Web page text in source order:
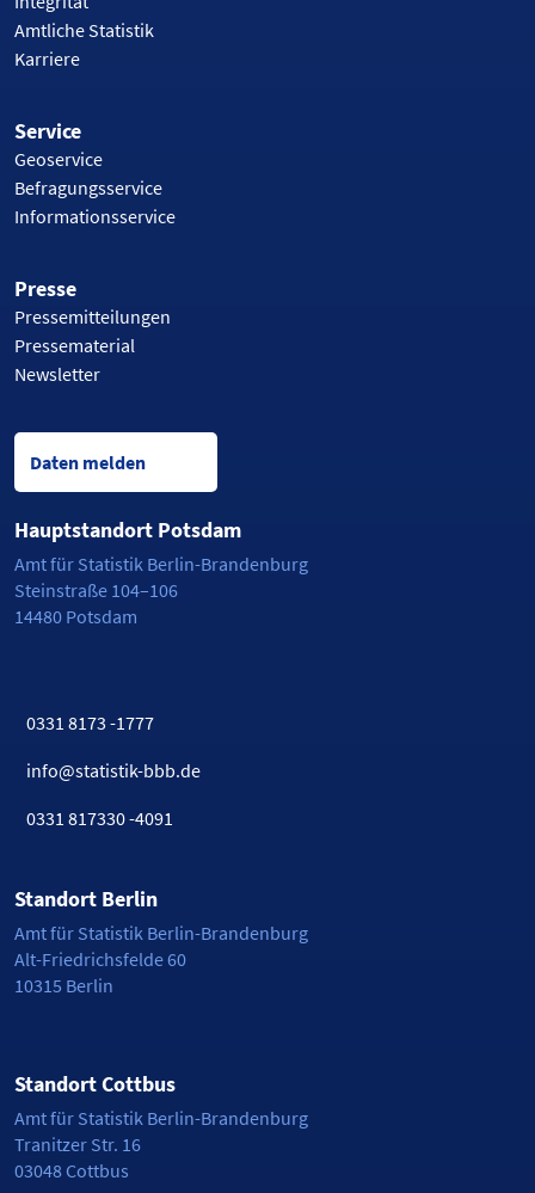
Amtliche Statistik
Karriere
Service
Geoservice
Befragungsservice
Informationsservice
Presse
Pressemitteilungen
Pressematerial
Newsletter
Daten melden
Hauptstandort Potsdam
Amt für Statistik Berlin-Brandenburg
Steinstraße 104–106
14480 Potsdam
0331 8173 -1777
info@statistik-bbb.de
0331 817330 -4091
Standort Berlin
Amt für Statistik Berlin-Brandenburg
Alt-Friedrichsfelde 60
10315 Berlin
Standort Cottbus
Amt für Statistik Berlin-Brandenburg
Tranitzer Str. 16
03048 Cottbus